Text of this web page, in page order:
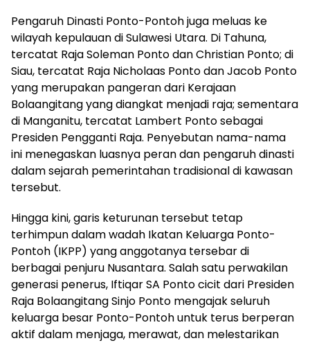
Pengaruh Dinasti Ponto-Pontoh juga meluas ke
wilayah kepulauan di Sulawesi Utara. Di Tahuna,
tercatat Raja Soleman Ponto dan Christian Ponto; di
Siau, tercatat Raja Nicholaas Ponto dan Jacob Ponto
yang merupakan pangeran dari Kerajaan
Bolaangitang yang diangkat menjadi raja; sementara
di Manganitu, tercatat Lambert Ponto sebagai
Presiden Pengganti Raja. Penyebutan nama-nama
ini menegaskan luasnya peran dan pengaruh dinasti
dalam sejarah pemerintahan tradisional di kawasan
tersebut.
Hingga kini, garis keturunan tersebut tetap
terhimpun dalam wadah Ikatan Keluarga Ponto-
Pontoh (IKPP) yang anggotanya tersebar di
berbagai penjuru Nusantara. Salah satu perwakilan
generasi penerus, Iftiqar SA Ponto cicit dari Presiden
Raja Bolaangitang Sinjo Ponto mengajak seluruh
keluarga besar Ponto-Pontoh untuk terus berperan
aktif dalam menjaga, merawat, dan melestarikan